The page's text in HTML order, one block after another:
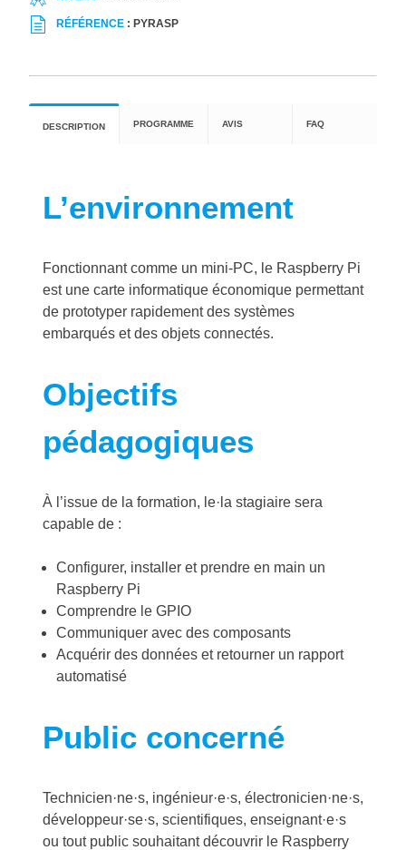
RÉFÉRENCE : PYRASP
DESCRIPTION PROGRAMME AVIS FAQ
L’environnement
Fonctionnant comme un mini-PC, le Raspberry Pi
est une carte informatique économique permettant
de prototyper rapidement des systèmes
embarqués et des objets connectés.
Objectifs
pédagogiques
À l’issue de la formation, le·la stagiaire sera
capable de :
Configurer, installer et prendre en main un
Raspberry Pi
Comprendre le GPIO
Communiquer avec des composants
Acquérir des données et retourner un rapport
automatisé
Public concerné
Technicien·ne·s, ingénieur·e·s, électronicien·ne·s,
développeur·se·s, scientifiques, enseignant·e·s
ou tout public souhaitant découvrir le Raspberry